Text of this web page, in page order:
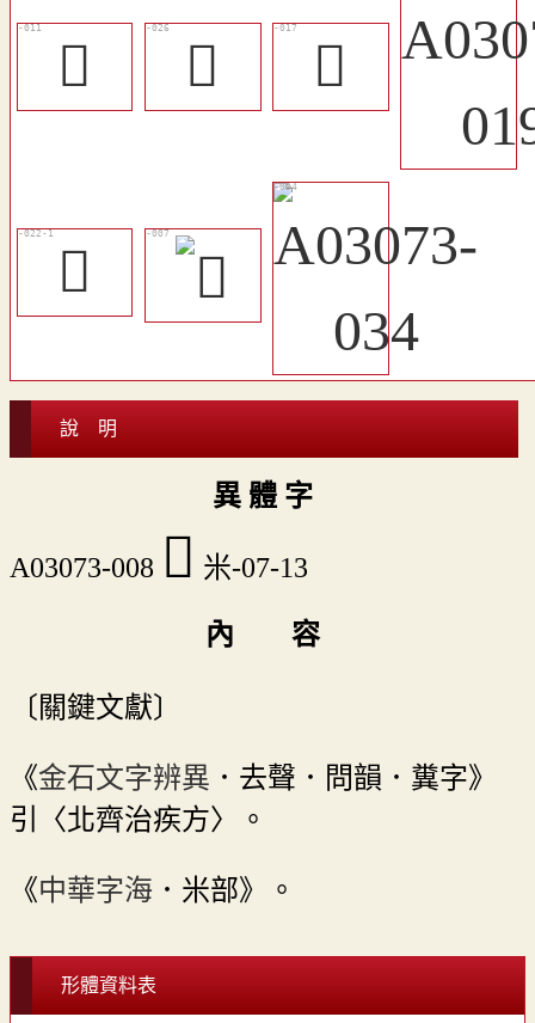
󴗇 󴗓 󴗍
𨤚
說 明
異 體 字
A03073-008 󴗄 米-07-13
內 容
〔關鍵文獻〕
《金石文字辨異 ．去聲．問韻．糞字》
引〈北齊治疾方〉。
《中華字海 ．米部》。
形體資料表